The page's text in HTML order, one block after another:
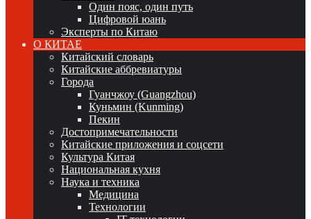
Один пояс, один путь
Цифровой юань
Эксперты по Китаю
О КИТАЕ
Китайский словарь
Китайские аббревиатуры
Города
Гуанчжоу (Guangzhou)
Куньмин (Kunming)
Пекин
Достопримечательности
Китайские приложения и соцсети
Культура Китая
Национальная кухня
Наука и техника
Медицина
Технологии